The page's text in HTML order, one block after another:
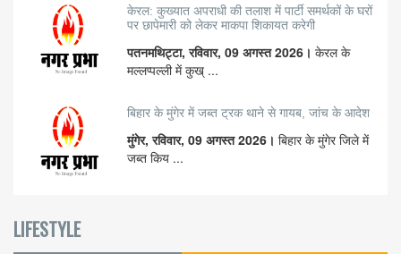
केरल: कुख्यात अपराधी की तलाश में पार्टी समर्थकों के घरों
पर छापेमारी को लेकर माकपा शिकायत करेगी
पतनमथिट्टा, रविवार, 09 अगस्त 2026। केरल के
मल्लप्पल्ली में कुख् ...
बिहार के मुंगेर में जब्त ट्रक थाने से गायब, जांच के आदेश
मुंगेर, रविवार, 09 अगस्त 2026। बिहार के मुंगेर जिले में
जब्त किय ...
LIFESTYLE